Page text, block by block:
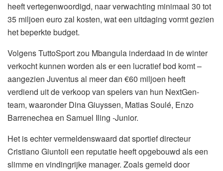
heeft vertegenwoordigd, naar verwachting minimaal 30 tot
35 miljoen euro zal kosten, wat een uitdaging vormt gezien
het beperkte budget.
Volgens TuttoSport zou Mbangula inderdaad in de winter
verkocht kunnen worden als er een lucratief bod komt –
aangezien Juventus al meer dan €60 miljoen heeft
verdiend uit de verkoop van spelers van hun NextGen-
team, waaronder Dina Giuyssen, Matias Soulé, Enzo
Barrenechea en Samuel Iling -Junior.
Het is echter vermeldenswaard dat sportief directeur
Cristiano Giuntoli een reputatie heeft opgebouwd als een
slimme en vindingrijke manager. Zoals gemeld door